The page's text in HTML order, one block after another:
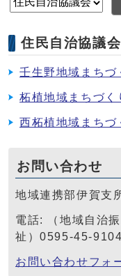
住民自治協議会
壬生野地域まちづ
柘植地域まちづく
西柘植地域まちづ
お問い合わせ
地域連携部伊賀支
電話: （地域自治
祉）0595-45-
お問い合わせフォ